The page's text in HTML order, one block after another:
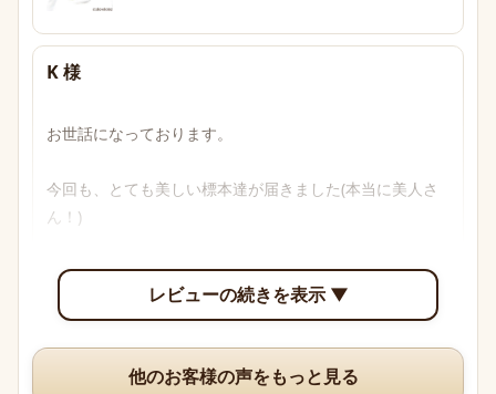
K 様
お世話になっております。
今回も、とても美しい標本達が届きました(本当に美人さ
ん！)
透明感のあるブルーからパープル、多色性がはっきり確認
できて眺めていて楽しいです。
いつも、丁寧な梱包や手書きのメッセージ、そして素敵な
オマケまでありがとうございますm(*_ _)m
レビューの続きを表示 ▼
他のお客様の声をもっと見る